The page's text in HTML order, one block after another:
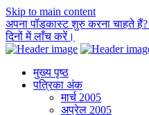
Skip to main content
अपना पॉडकास्ट शुरु करना चाहते हैं?
दिनों में लाँच करें।
मुख्य पृष्ठ
पत्रिका अंक
मार्च 2005
अप्रेल 2005